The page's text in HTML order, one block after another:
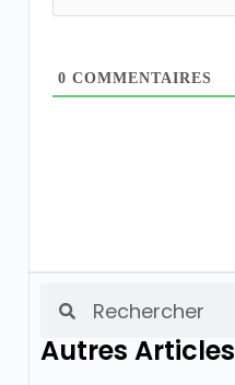
0 COMMENTAIRES
Autres Articles